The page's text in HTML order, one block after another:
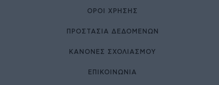
ΌΡΟΙ ΧΡΉΣΗΣ
ΠΡΟΣΤΑΣΙΑ ΔΕΔΟΜΕΝΩΝ
ΚΑΝΟΝΕΣ ΣΧΟΛΙΑΣΜΟΥ
ΕΠΙΚΟΙΝΩΝΊΑ